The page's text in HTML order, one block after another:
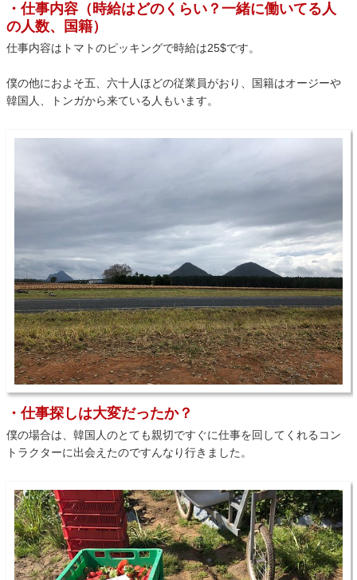
・仕事内容（時給はどのくらい？一緒に働いてる人
の人数、国籍）
仕事内容はトマトのピッキングで時給は25$です。
僕の他におよそ五、六十人ほどの従業員がおり、国籍はオージーや
韓国人、トンガから来ている人もいます。
・仕事探しは大変だったか？
僕の場合は、韓国人のとても親切ですぐに仕事を回してくれるコン
トラクターに出会えたのですんなり行きました。